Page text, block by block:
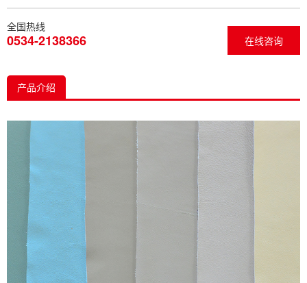
在线咨询
全国热线
0534-2138366
产品介绍